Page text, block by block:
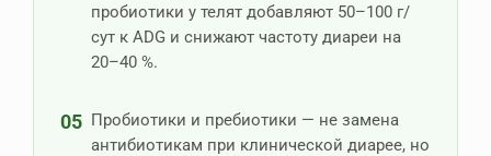
пробиотики у телят добавляют 50–100 г/
сут к ADG и снижают частоту диареи на
20–40 %.
05 Пробиотики и пребиотики — не замена
антибиотикам при клинической диарее, но